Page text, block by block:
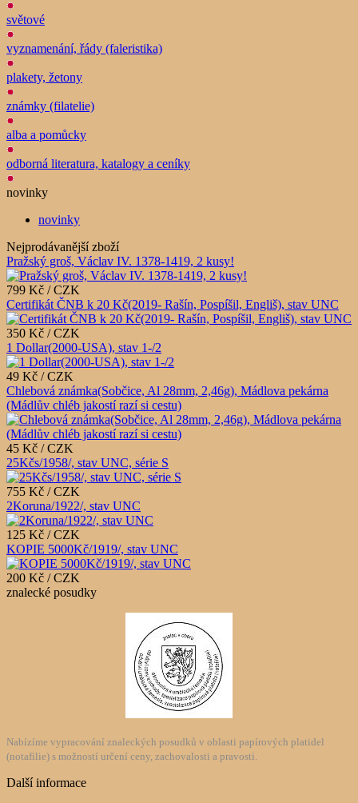
světové
vyznamenání, řády (faleristika)
plakety, žetony
známky (filatelie)
alba a pomůcky
odborná literatura, katalogy a ceníky
novinky
novinky
Nejprodávanější zboží
Pražský groš, Václav IV. 1378-1419, 2 kusy!
799 Kč / CZK
Certifikát ČNB k 20 Kč(2019- Rašín, Pospíšil, Engliš), stav UNC
350 Kč / CZK
1 Dollar(2000-USA), stav 1-/2
49 Kč / CZK
Chlebová známka(Sobčice, Al 28mm, 2,46g), Mádlova pekárna
(Mádlův chléb jakostí razí si cestu)
45 Kč / CZK
25Kčs/1958/, stav UNC, série S
755 Kč / CZK
2Koruna/1922/, stav UNC
125 Kč / CZK
KOPIE 5000Kč/1919/, stav UNC
200 Kč / CZK
znalecké posudky
Nabízíme vypracování znaleckých posudků v oblasti papírových platidel
(notafilie) s možností určení ceny, zachovalosti a pravosti.
Další informace